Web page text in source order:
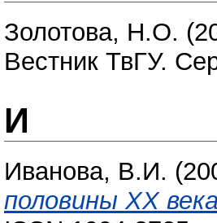
Золотова, Н.О.
Вестник ТвГУ.
И
Иванова, В.И.
половины ХХ